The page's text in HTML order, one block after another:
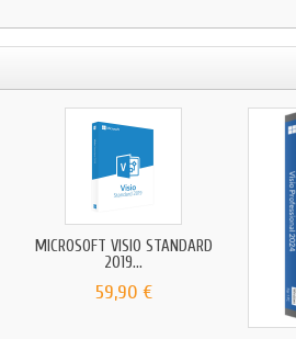
MICROSOFT VISIO STANDARD
2019...
59,90 €